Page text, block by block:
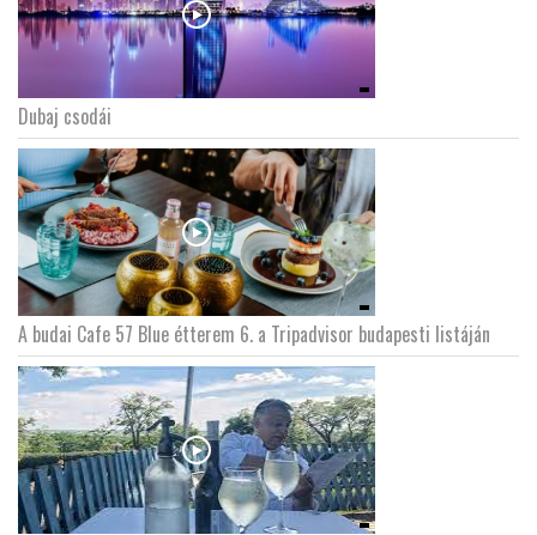
GLOBOZSARU
DOBRAVERO.HU
LATIMO.HU
GLOBOBOOK
Dubaj csodái
A budai Cafe 57 Blue étterem 6. a Tripadvisor budapesti listáján